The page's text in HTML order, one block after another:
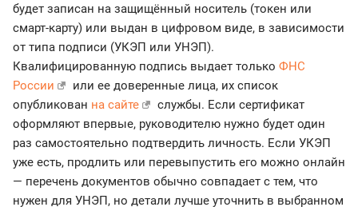
будет записан на защищённый носитель (токен или
смарт-карту) или выдан в цифровом виде, в зависимости
от типа подписи (УКЭП или УНЭП).
Квалифицированную подпись выдает только ФНС
России
или ее доверенные лица, их список
опубликован на сайте
службы. Если сертификат
оформляют впервые, руководителю нужно будет один
раз самостоятельно подтвердить личность. Если УКЭП
уже есть, продлить или перевыпустить его можно онлайн
— перечень документов обычно совпадает с тем, что
нужен для УНЭП, но детали лучше уточнить в выбранном